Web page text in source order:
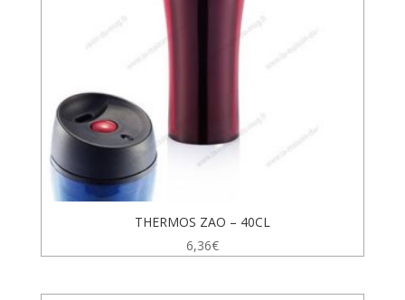
THERMOS ZAO – 40CL
6,36€